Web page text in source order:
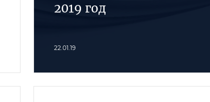
2019 год
22.01.19